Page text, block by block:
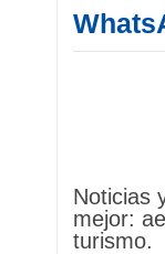
Noticias
mejor:
turismo.